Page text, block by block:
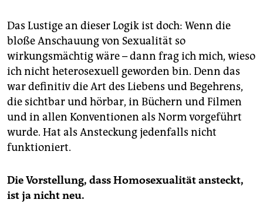
Das Lustige an dieser Logik ist doch: Wenn die
bloße Anschauung von Sexualität so
wirkungsmächtig wäre – dann frag ich mich, wieso
ich nicht heterosexuell geworden bin. Denn das
war definitiv die Art des Liebens und Begehrens,
die sichtbar und hörbar, in Büchern und Filmen
und in allen Konventionen als Norm vorgeführt
wurde. Hat als Ansteckung jedenfalls nicht
funktioniert.
Die Vorstellung, dass Homosexualität ansteckt,
ist ja nicht neu.